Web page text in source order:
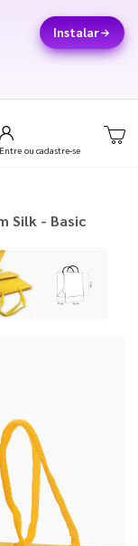
Instalar
Entre ou cadastre-se
Silk - Basic